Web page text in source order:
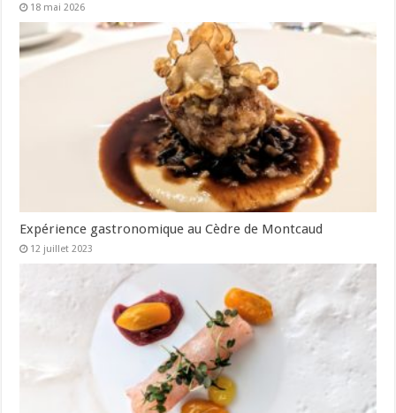
18 mai 2026
Expérience gastronomique au Cèdre de Montcaud
12 juillet 2023